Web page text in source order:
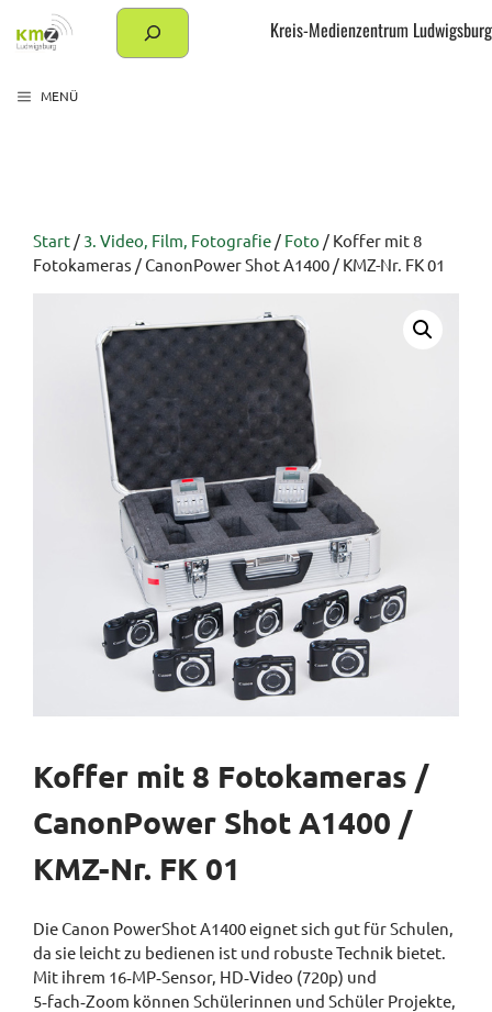
Inhalt
Suchen Kreis-Medienzentrum Ludwigsburg
MENÜ
Start / 3. Video, Film, Fotografie / Foto / Koffer mit 8
Fotokameras / CanonPower Shot A1400 / KMZ-Nr. FK 01
Koffer mit 8 Fotokameras /
CanonPower Shot A1400 /
KMZ-Nr. FK 01
Die Canon PowerShot A1400 eignet sich gut für Schulen,
da sie leicht zu bedienen ist und robuste Technik bietet.
Mit ihrem 16‑MP‑Sensor, HD‑Video (720p) und
5‑fach‑Zoom können Schülerinnen und Schüler Projekte,